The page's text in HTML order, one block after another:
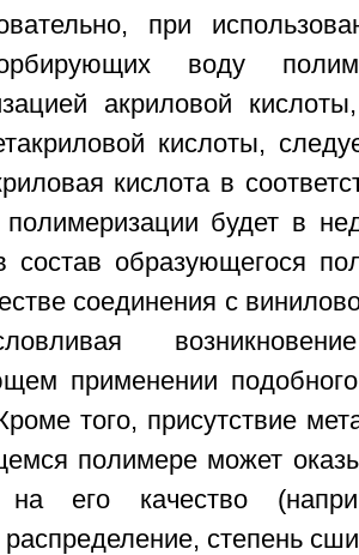
при
воду
акриловой
кислоты,
кислота в
полимеризации будет в
состав образующегося
соединения с
применении
того, присутствие
полимере может
на его качество
степень